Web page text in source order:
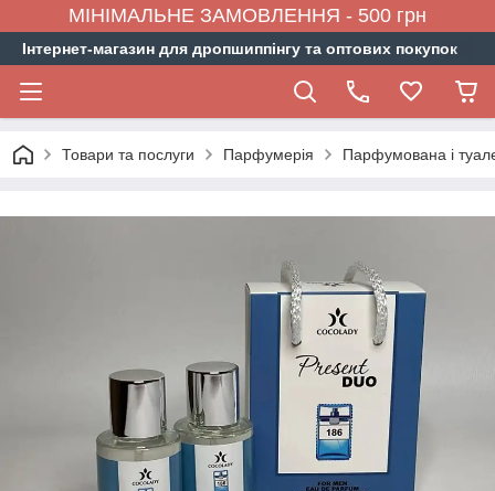
МІНІМАЛЬНЕ ЗАМОВЛЕННЯ - 500 грн
Інтернет-магазин для дропшиппінгу та оптових покупок
Товари та послуги Парфумерія Парфумована і